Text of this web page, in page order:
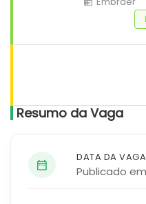
Resumo da Vaga
DATA DA
Publicado